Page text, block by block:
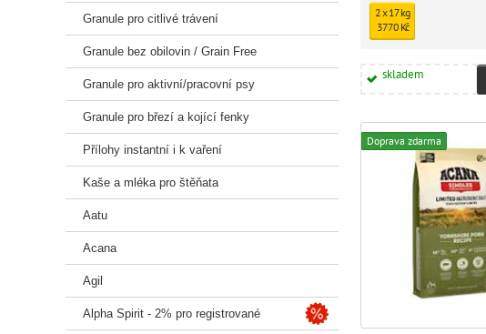
2 x 17 kg
3770 Kč
skladem
Doprava zdarma
Granule pro citlivé trávení
Granule bez obilovin / Grain Free
Granule pro aktivní/pracovní psy
Granule pro březí a kojící fenky
Přílohy instantní i k vaření
Kaše a mléka pro štěňata
Aatu
Acana
Agil
Alpha Spirit - 2% pro registrované